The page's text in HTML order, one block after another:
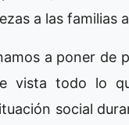
a las familias
a poner de
vista todo lo
social